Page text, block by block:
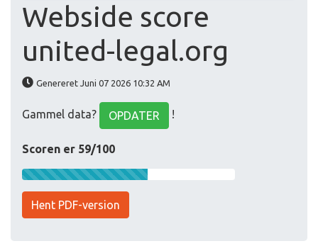
Webside score
united-legal.org
Genereret Juni 07 2026 10:32 AM
Gammel data? OPDATER !
Scoren er 59/100
Hent PDF-version